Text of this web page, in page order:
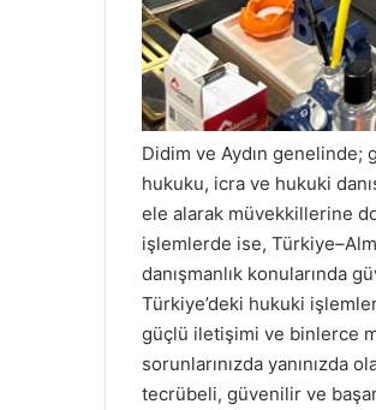
Didim ve Aydın genelinde;
hukuku, icra ve hukuki
ele alarak müvekkillerine
işlemlerde ise,
danışmanlık konularında
Türkiye’deki hukuki
güçlü iletişimi ve binlerce
sorunlarınızda yanınızda
tecrübeli, güvenilir ve